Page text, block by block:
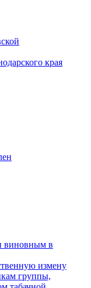
края
виновным в
измену
группы,